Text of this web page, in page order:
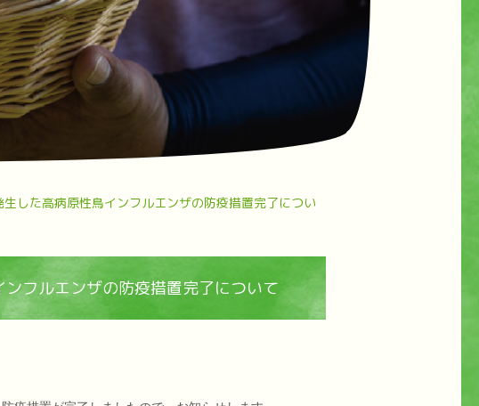
した高病原性鳥インフルエンザの防疫措置完了につい
フルエンザの防疫措置完了について